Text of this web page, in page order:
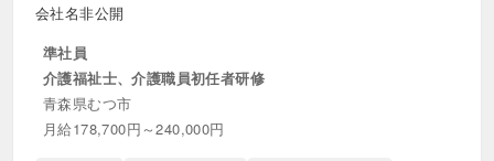
会社名非公開
準社員
介護福祉士、介護職員初任者研修
青森県むつ市
月給178,700円～240,000円